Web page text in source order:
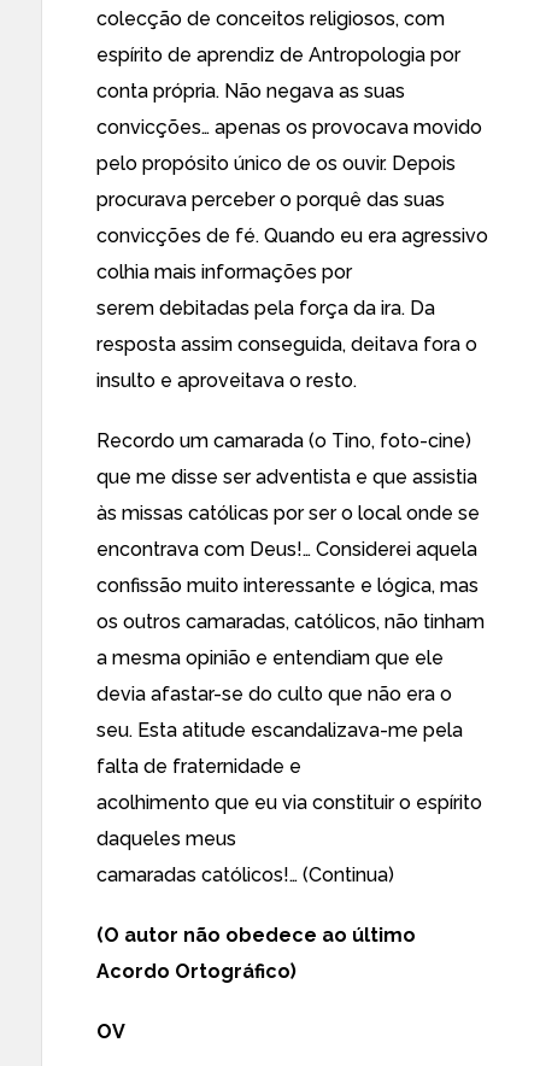
colecção de conceitos religiosos, com
espírito de aprendiz de Antropologia por
conta própria. Não negava as suas
convicções… apenas os provocava movido
pelo propósito único de os ouvir. Depois
procurava perceber o porquê das suas
convicções de fé. Quando eu era agressivo
colhia mais informações por
serem debitadas pela força da ira. Da
resposta assim conseguida, deitava fora o
insulto e aproveitava o resto.
Recordo um camarada (o Tino, foto-cine)
que me disse ser adventista e que assistia
às missas católicas por ser o local onde se
encontrava com Deus!… Considerei aquela
confissão muito interessante e lógica, mas
os outros camaradas, católicos, não tinham
a mesma opinião e entendiam que ele
devia afastar-se do culto que não era o
seu. Esta atitude escandalizava-me pela
falta de fraternidade e
acolhimento que eu via constituir o espírito
daqueles meus
camaradas católicos!… (Continua)
(O autor não obedece ao último
Acordo Ortográfico)
OV